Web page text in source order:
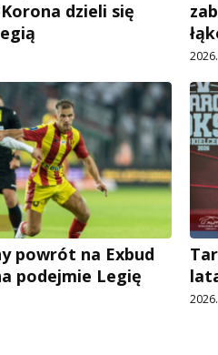
dzieli się
powrót na Exbud
podejmie Legię